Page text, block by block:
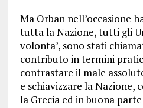
Ma Orban nell’occasione
tutta la Nazione, tutti gli
volonta’, sono stati
contributo in termini
contrastare il male
e schiavizzare la Nazione,
la Grecia ed in buona